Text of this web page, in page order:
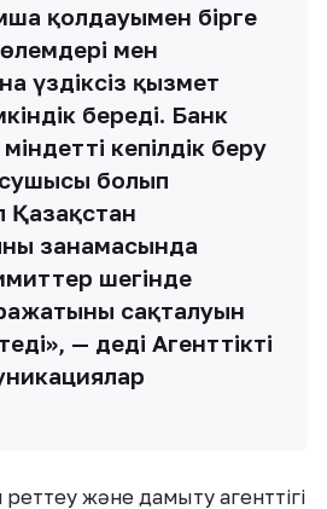
қолдауымен бірге
мен
үздіксіз қызмет
береді. Банк
кепілдік беру
болып
Қазақстан
заңнамасында
шегінде
сақталуын
— деді Агенттіктің
және дамыту агенттігі